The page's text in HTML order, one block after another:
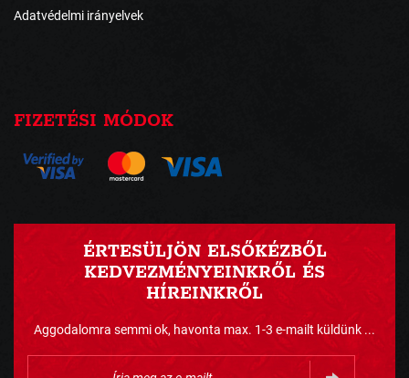
Adatvédelmi irányelvek
FIZETÉSI MÓDOK
ÉRTESÜLJÖN ELSŐKÉZBŐL
KEDVEZMÉNYEINKRŐL ÉS
HÍREINKRŐL
Aggodalomra semmi ok, havonta max. 1-3 e-mailt küldünk ...